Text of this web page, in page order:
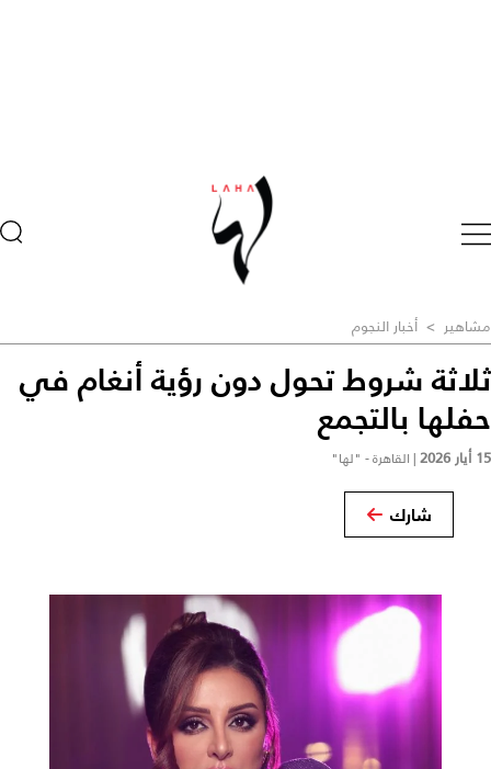
مشاهير > أخبار النجوم
ثلاثة شروط تحول دون رؤية أنغام في
حفلها بالتجمع
15 أيار 2026 | القاهرة - "لها"
شارك